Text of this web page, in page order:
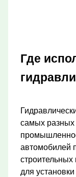
Где
самых
автомобилей
для